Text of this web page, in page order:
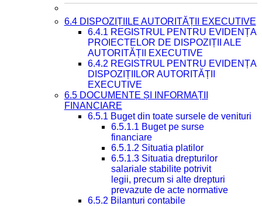
6.4 DISPOZIȚIILE AUTORITĂȚII EXECUTIVE
6.4.1 REGISTRUL PENTRU EVIDENȚA
PROIECTELOR DE DISPOZIȚII ALE
AUTORITĂȚII EXECUTIVE
6.4.2 REGISTRUL PENTRU EVIDENȚA
DISPOZIȚIILOR AUTORITĂȚII
EXECUTIVE
6.5 DOCUMENTE ȘI INFORMAȚII
FINANCIARE
6.5.1 Buget din toate sursele de venituri
6.5.1.1 Buget pe surse
financiare
6.5.1.2 Situatia platilor
6.5.1.3 Situatia drepturilor
salariale stabilite potrivit
legii, precum si alte drepturi
prevazute de acte normative
6.5.2 Bilanturi contabile